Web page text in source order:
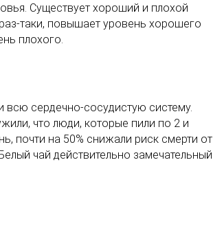
Существует хороший и плохой
таки, повышает уровень хорошего
плохого.
всю сердечно-сосудистую систему.
что люди, которые пили по 2 и
почти на 50% снижали риск смерти от
чай действительно замечательный